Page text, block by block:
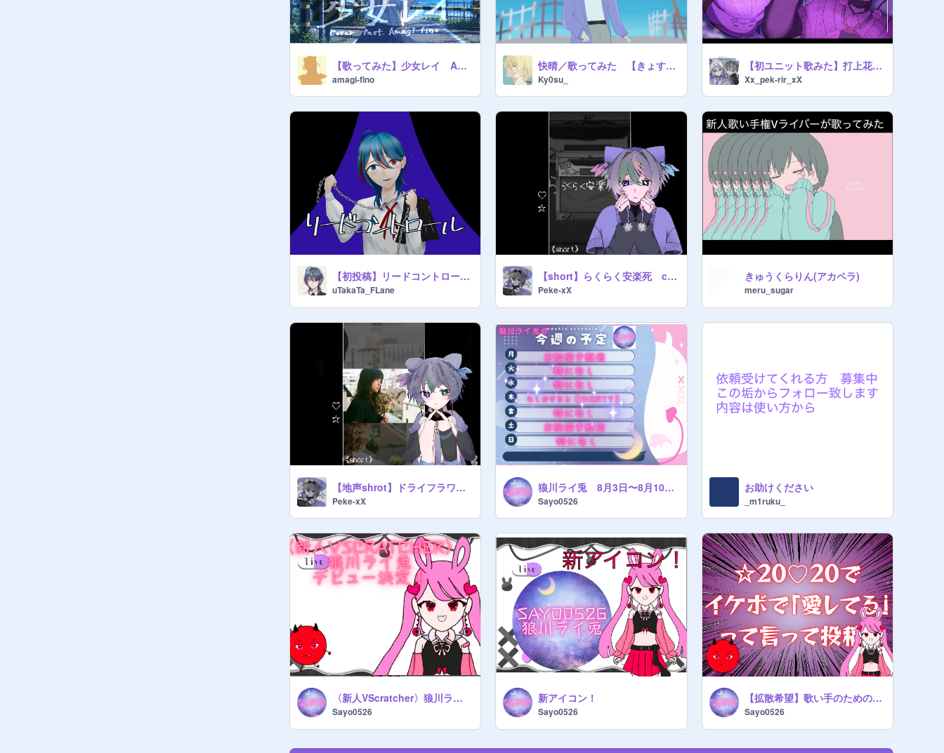
【歌ってみた】少女レイ Amagi_fino
amagi-fino
快晴／歌ってみた 【きょすけ】
Ky0su_
【初ユニット歌みた】打上花火 coverぺけりる。
Xx_pek-rir_xX
【初投稿】リードコントロール/cover.Flane
uTakaTa_FLane
【short】らくらく安楽死 coverぺけ
Peke-xX
きゅうくらりん(アカペラ)
meru_sugar
【地声shrot】ドライフラワー coverぺけ
Peke-xX
狼川ライ兎 8月3日〜8月10日までの予定！
Sayo0526
お助けください
_m1ruku_
〈新人VScratcher〉狼川ライ兎ティザーPV！デビュー決定！
Sayo0526
新アイコン！
Sayo0526
【拡散希望】歌い手のための超鬼畜ルーレット!! remix
Sayo0526